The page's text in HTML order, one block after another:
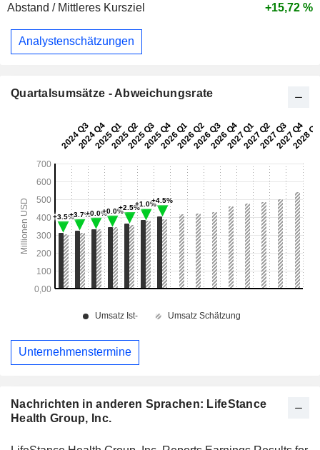
Nachrichten in anderen Sprachen: LifeStance
Health Group, Inc.
Abstand / Mittleres Kursziel
+15,72 %
Analystenschätzungen
Quartalsumsätze - Abweichungsrate
Unternehmenstermine